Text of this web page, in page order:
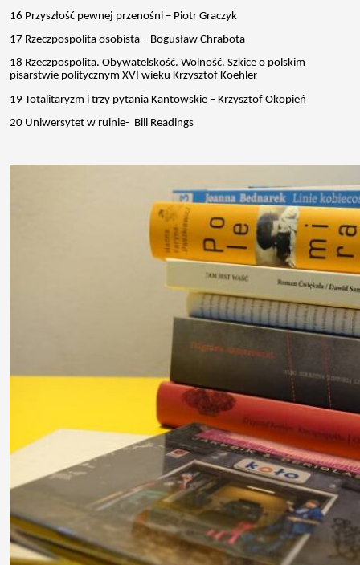
16 Przyszłość pewnej przenośni – Piotr Graczyk
17 Rzeczpospolita osobista – Bogusław Chrabota
18 Rzeczpospolita. Obywatelskość. Wolność. Szkice o polskim
pisarstwie politycznym XVI wieku Krzysztof Koehler
19 Totalitaryzm i trzy pytania Kantowskie – Krzysztof Okopień
20 Uniwersytet w ruinie- Bill Readings